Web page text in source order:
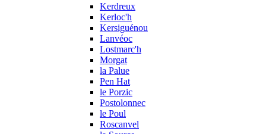
Kerdreux
Kerloc'h
Kersiguénou
Lanvéoc
Lostmarc'h
Morgat
la Palue
Pen Hat
le Porzic
Postolonnec
le Poul
Roscanvel